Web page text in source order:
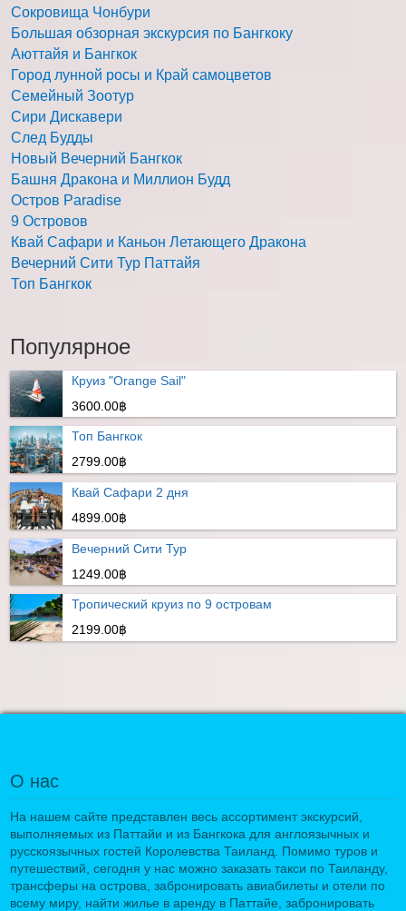
Сокровища Чонбури
Большая обзорная экскурсия по Бангкоку
Аюттайя и Бангкок
Город лунной росы и Край самоцветов
Семейный Зоотур
Сири Дискавери
След Будды
Новый Вечерний Бангкок
Башня Дракона и Миллион Будд
Остров Paradise
9 Островов
Квай Сафари и Каньон Летающего Дракона
Вечерний Сити Тур Паттайя
Топ Бангкок
Популярное
Круиз "Orange Sail"
3600.00฿
Топ Бангкок
2799.00฿
Квай Сафари 2 дня
4899.00฿
Вечерний Сити Тур
1249.00฿
Тропический круиз по 9 островам
2199.00฿
О нас
На нашем сайте представлен весь ассортимент экскурсий,
выполняемых из Паттайи и из Бангкока для англоязычных и
русскоязычных гостей Королевства Таиланд. Помимо туров и
путешествий, сегодня у нас можно заказать такси по Таиланду,
трансферы на острова, забронировать авиабилеты и отели по
всему миру, найти жилье в аренду в Паттайе, забронировать